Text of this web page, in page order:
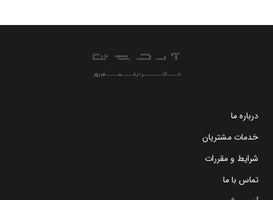
درباره ما
خدمات مشتریان
شرایط و مقررات
تماس با ما